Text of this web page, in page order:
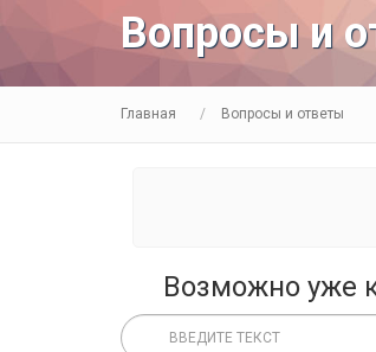
Вопросы и
Главная Вопросы и ответы
Возможно уже